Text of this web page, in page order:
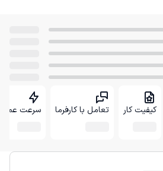
کیفیت کار تعامل با کارفرما سرعت عمل